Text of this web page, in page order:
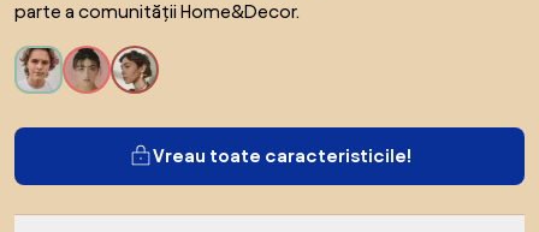
parte a comunității Home&Decor.
Vreau toate caracteristicile!